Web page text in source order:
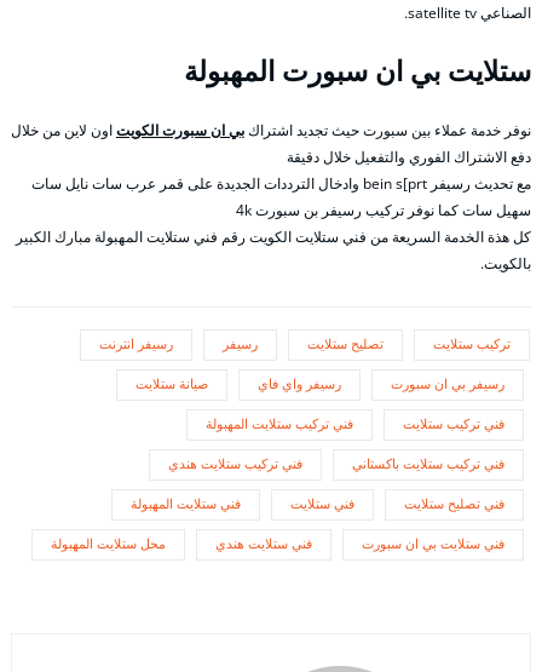
الصناعي satellite tv.
ستلايت بي ان سبورت المهبولة
نوفر خدمة عملاء بين سبورت حيث تجديد اشتراكبي ان سبورت الكويتاون لاين من خلال
دفع الاشتراك الفوري والتفعيل خلال دقيقة
مع تحديث رسيفر bein s[prt وادخال الترددات الجديدة على قمر عرب سات نايل سات
سهيل سات كما نوفر تركيب رسيفر بن سبورت 4k
كل هذة الخدمة السريعة من فني ستلايت الكويت رقم فني ستلايت المهبولة مبارك الكبير
بالكويت.
تركيب ستلايت تصليح ستلايت رسيفر رسيفر انترنت
رسيفر بي ان سبورت رسيفر واي فاي صيانة ستلايت
فني تركيب ستلايت فني تركيب ستلايت المهبولة
فني تركيب ستلايت باكستاني فني تركيب ستلايت هندي
فني تصليح ستلايت فني ستلايت فني ستلايت المهبولة
فني ستلايت بي ان سبورت فني ستلايت هندي محل ستلايت المهبولة